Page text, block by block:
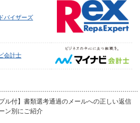
バイザーズ
会計士
ル付】書類選考通過のメールへの正しい返信
ン別にご紹介